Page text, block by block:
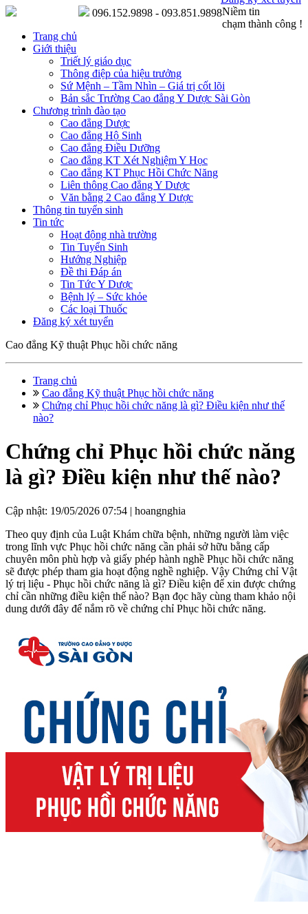
Niềm tin
chạm thành công !
096.152.9898 - 093.851.9898
Trang chủ
Giới thiệu
Triết lý giáo dục
Thông điệp của hiệu trưởng
Sứ Mệnh – Tầm Nhìn – Giá trị cốt lõi
Bản sắc Trường Cao đẳng Y Dược Sài Gòn
Chương trình đào tạo
Cao đẳng Dược
Cao đẳng Hộ Sinh
Cao đẳng Điều Dưỡng
Cao đẳng KT Xét Nghiệm Y Học
Cao đẳng KT Phục Hồi Chức Năng
Liên thông Cao đẳng Y Dược
Văn bằng 2 Cao đẳng Y Dược
Thông tin tuyển sinh
Tin tức
Hoạt động nhà trường
Tin Tuyển Sinh
Hướng Nghiệp
Đề thi Đáp án
Tin Tức Y Dược
Bệnh lý – Sức khỏe
Các loại Thuốc
Đăng ký xét tuyển
Cao đẳng Kỹ thuật Phục hồi chức năng
Trang chủ
Cao đẳng Kỹ thuật Phục hồi chức năng
Chứng chỉ Phục hồi chức năng là gì? Điều kiện như thế
nào?
Chứng chỉ Phục hồi chức năng
là gì? Điều kiện như thế nào?
Cập nhật: 19/05/2026 07:54 | hoangnghia
Theo quy định của Luật Khám chữa bệnh, những người làm việc
trong lĩnh vực Phục hồi chức năng cần phải sở hữu bằng cấp
chuyên môn phù hợp và giấy phép hành nghề Phục hồi chức năng
sẽ được phép tham gia hoạt động nghề nghiệp. Vậy Chứng chỉ Vật
lý trị liệu - Phục hồi chức năng là gì? Điều kiện để xin được chứng
chỉ cần những điều kiện thế nào? Bạn đọc hãy cùng tham khảo nội
dung dưới đây để nắm rõ về chứng chỉ Phục hồi chức năng.